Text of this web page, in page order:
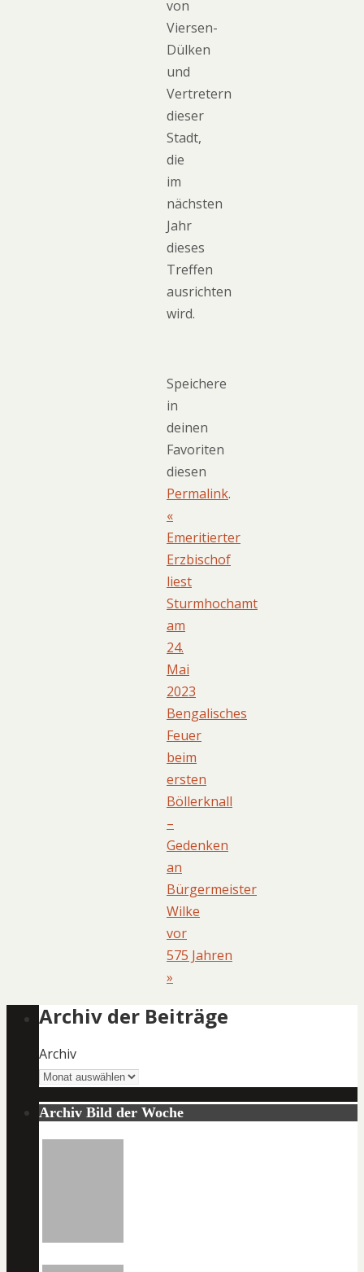
von
Viersen-
Dülken
und
Vertretern
dieser
Stadt,
die
im
nächsten
Jahr
dieses
Treffen
ausrichten
wird.
Speichere
in
deinen
Favoriten
diesen
Permalink.
«
Emeritierter
Erzbischof
liest
Sturmhochamt
am
24.
Mai
2023
Bengalisches
Feuer
beim
ersten
Böllerknall
–
Gedenken
an
Bürgermeister
Wilke
vor
575 Jahren
»
Archiv der Beiträge
Archiv
Archiv Bild der Woche